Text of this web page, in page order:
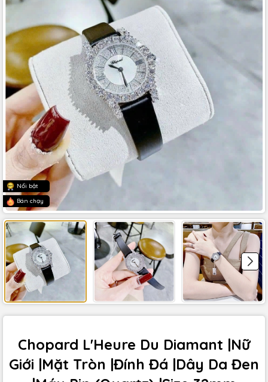
Nổi bật
Bán chạy
Chopard L'Heure Du Diamant |Nữ
Giới |Mặt Tròn |Đính Đá |Dây Da Đen